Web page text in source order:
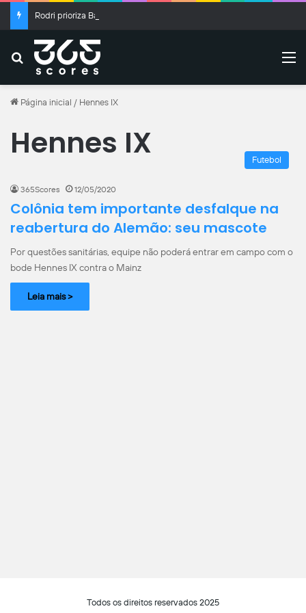
Rodri prioriza Barcelona ao Real Madrid e negocia contrato
Buscar
Página inicial / Hennes IX
Hennes IX Futebol
365Scores 12/05/2020
Colônia tem importante desfalque na
reabertura do Alemão: seu mascote
Por questões sanitárias, equipe não poderá entrar em campo com o
bode Hennes IX contra o Mainz
Leia mais >
Todos os direitos reservados 2025